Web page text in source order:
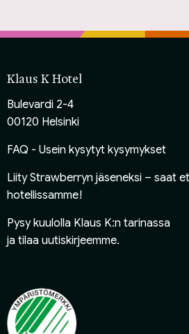
Klaus K Hotel
Bulevardi 2-4
00120 Helsinki
FAQ - Usein kysytyt kysymykset
Liity Strawberryn jäseneksi – saat
hotellissamme!
Pysy kuulolla Klaus K:n tarinassa
ja tilaa uutiskirjeemme.